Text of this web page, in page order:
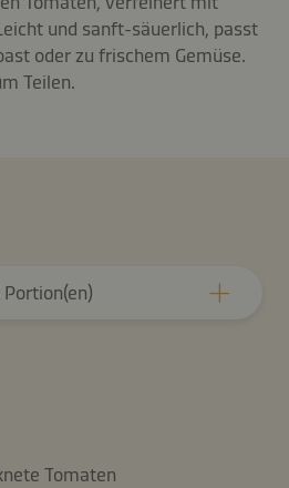
und sanft-säuerlich, passt
oder zu frischem Gemüse.
Teilen.
Portion(en)
Tomaten